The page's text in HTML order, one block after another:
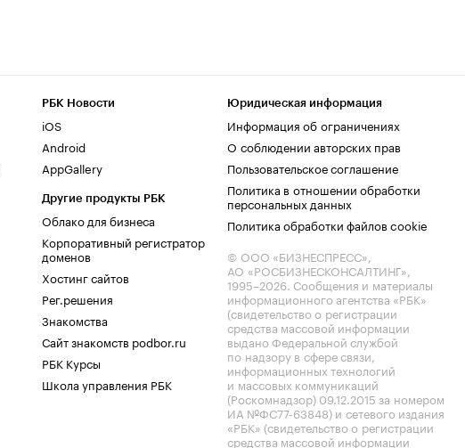
РБК Новости
iOS
Android
AppGallery
Другие продукты РБК
Облако для бизнеса
Корпоративный регистратор
доменов
Хостинг сайтов
Рег.решения
Знакомства
Сайт знакомств podbor.ru
РБК Курсы
Школа управления РБК
Юридическая информация
Информация об ограничениях
О соблюдении авторских прав
Пользовательское соглашение
Политика в отношении обработки
персональных данных
Политика обработки файлов cookie
© ООО «БИЗНЕСПРЕСС»,
АО «РОСБИЗНЕСКОНСАЛТИНГ»,
1995–2026. Сообщения и материалы
информационного агентства «РБК»
(свидетельство о регистрации
средства массовой информации
выдано Федеральной службой
по надзору в сфере связи,
информационных технологий
и массовых коммуникаций
(Роскомнадзор) 09.12.2015 за номером
ИА №ФС77-63848) и сетевого издания
«РБК» (свидетельство о регистрации
средства массовой информации